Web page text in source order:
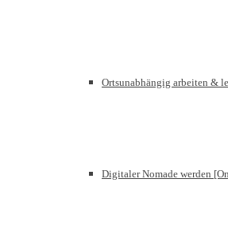
Ortsunabhängig arbeiten &
Digitaler Nomade werden